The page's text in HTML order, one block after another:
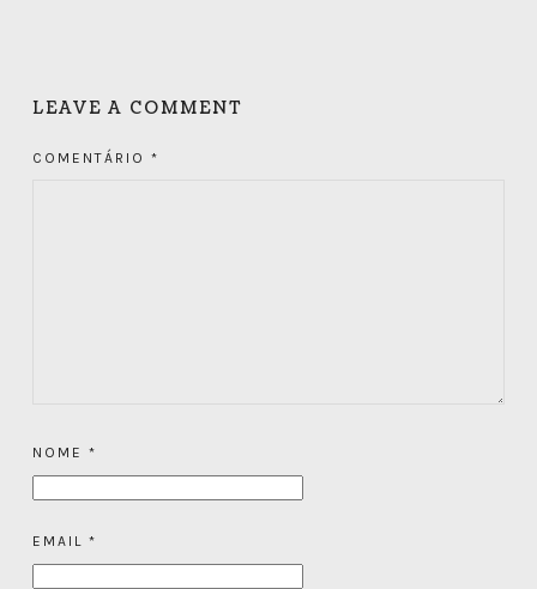
LEAVE A COMMENT
COMENTÁRIO *
NOME *
EMAIL *